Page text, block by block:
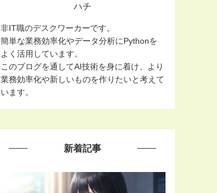
ハチ
非IT職のデスクワーカーです。
簡単な業務効率化やデータ分析にPythonを
よく活用しています。
このブログを通してAI技術を身に着け、より
業務効率化や新しいものを作りたいと考えて
います。
新着記事